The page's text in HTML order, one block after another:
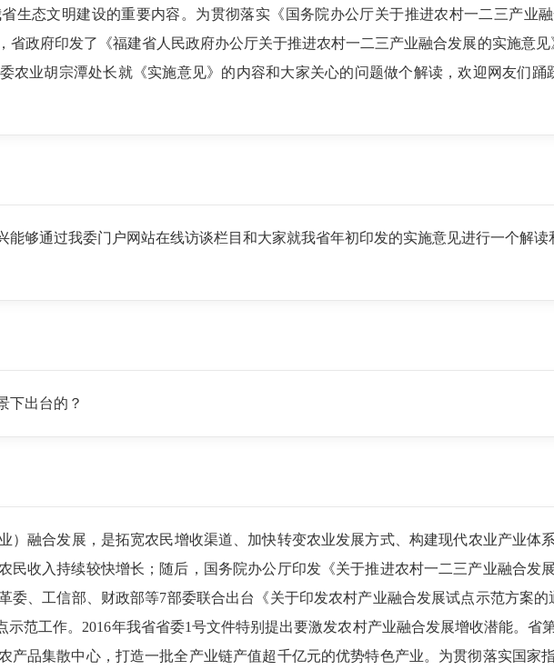
生态文明建设的重要内容。为贯彻落实《国务院办公厅关于推进农村一二三产业
省政府印发了《福建省人民政府办公厅关于推进农村一二三产业融合发展的实施意见
农业胡宗潭处长就《实施意见》的内容和大家关心的问题做个解读，欢迎网友们踊
够通过我委门户网站在线访谈栏目和大家就我省年初印发的实施意见进行一个解读
下出台的？
）融合发展，是拓宽农民增收渠道、加快转变农业发展方式、构建现代农业产业体
民收入持续较快增长；随后，国务院办公厅印发《关于推进农村一二三产业融合发
委、工信部、财政部等7部委联合出台《关于印发农村产业融合发展试点示范方案的
示范工作。2016年我省省委1号文件特别提出要激发农村产业融合发展增收潜能。省
产品集散中心，打造一批全产业链产值超千亿元的优势特色产业。为贯彻落实国家